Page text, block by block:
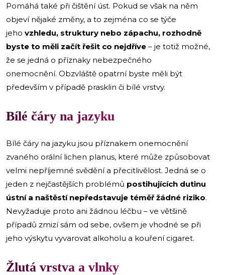
Pomáhá také při čištění úst. Pokud se však na něm
objeví nějaké změny, a to zejména co se týče
jeho vzhledu, struktury nebo zápachu, rozhodně
byste to měli začít řešit co nejdříve – je totiž možné,
že se jedná o příznaky nebezpečného
onemocnění. Obzvláště opatrní byste měli být
především v případě prasklin či bílé vrstvy.
Bílé čáry na jazyku
Bílé čáry na jazyku jsou příznakem onemocnění
zvaného orální lichen planus, které může způsobovat
velmi nepříjemné svědění a přecitlivělost. Jedná se o
jeden z nejčastějších problémů postihujících dutinu
ústní a naštěstí nepředstavuje téměř žádné riziko.
Nevyžaduje proto ani žádnou léčbu – ve většině
případů zmizí sám od sebe, ovšem je vhodné se při
jeho výskytu vyvarovat alkoholu a kouření cigaret.
Žlutá vrstva a vlnky